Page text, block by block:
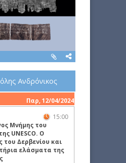
Ανδρόνικος
Παρ, 12/04/2024
15:00
Μνήμης του
UNESCO. Ο
Δερβενίου και
ελάσματα της